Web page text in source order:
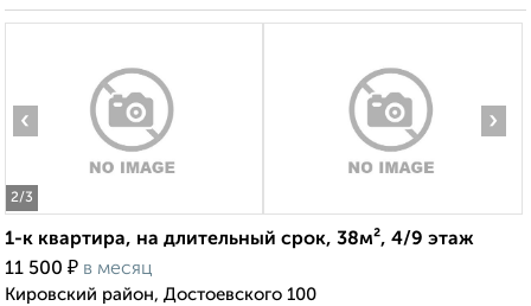
2/3
‹ ›
1-к квартира, на длительный срок, 38м², 4/9 этаж
11 500 ₽ в месяц
Кировский район, Достоевского 100